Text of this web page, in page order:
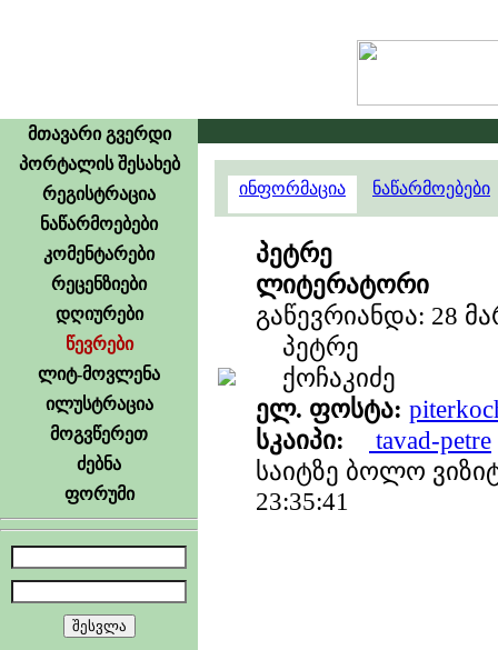
მთავარი გვერდი
პორტალის შესახებ
რეგისტრაცია
ნაწარმოებები
კომენტარები
რეცენზიები
დღიურები
წევრები
ლიტ-მოვლენა
ილუსტრაცია
მოგვწერეთ
ძებნა
ფორუმი
ინფორმაცია ნაწარმოებები
პეტრე
ლიტერატორი
გაწევრიანდა: 28
პეტრე
ქოჩაკიძე
ელ. ფოსტა:
სკაიპი:
tavad-petre
საიტზე ბოლო
23:35:41